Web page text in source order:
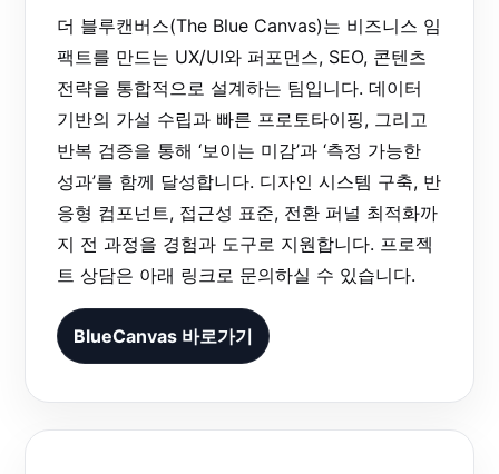
더 블루캔버스(The Blue Canvas)는 비즈니스 임
팩트를 만드는 UX/UI와 퍼포먼스, SEO, 콘텐츠
전략을 통합적으로 설계하는 팀입니다. 데이터
기반의 가설 수립과 빠른 프로토타이핑, 그리고
반복 검증을 통해 ‘보이는 미감’과 ‘측정 가능한
성과’를 함께 달성합니다. 디자인 시스템 구축, 반
응형 컴포넌트, 접근성 표준, 전환 퍼널 최적화까
지 전 과정을 경험과 도구로 지원합니다. 프로젝
트 상담은 아래 링크로 문의하실 수 있습니다.
BlueCanvas 바로가기